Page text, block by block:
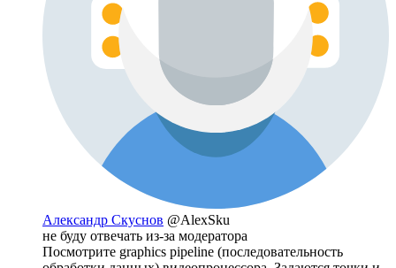
Александр Скуснов @AlexSku
не буду отвечать из-за модератора
Посмотрите graphics pipeline (последовательность